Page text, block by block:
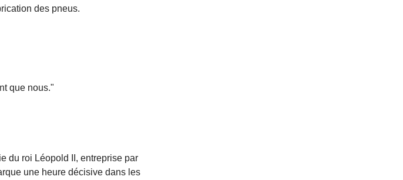
des pneus.
que nous."
du roi Léopold II, entreprise par
une heure décisive dans les